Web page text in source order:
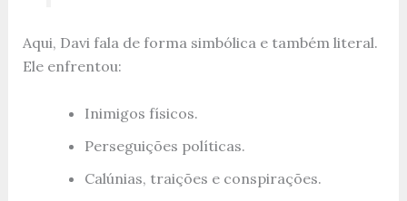
Aqui, Davi fala de forma simbólica e também literal.
Ele enfrentou:
Inimigos físicos.
Perseguições políticas.
Calúnias, traições e conspirações.